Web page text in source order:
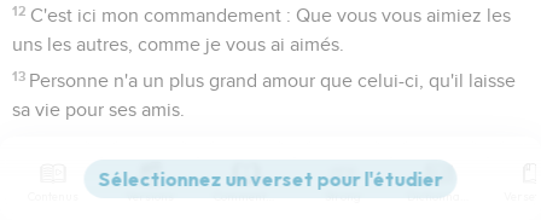
12 C'est ici mon commandement : Que vous vous aimiez les
uns les autres, comme je vous ai aimés.
13 Personne n'a un plus grand amour que celui-ci, qu'il laisse
sa vie pour ses amis.
commande.
Versions Commentaires Strong